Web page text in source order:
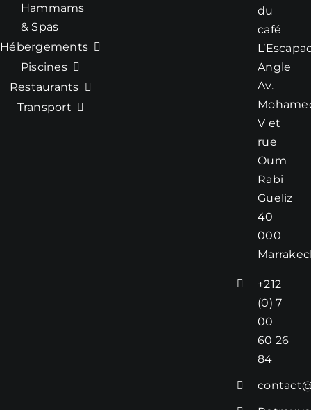
Hammams
& Spas
Hébergements
Piscines
Restaurants
Transport
du
café
Angle
Av.
V et
rue
Oum
Rabi
Gueliz
40
000
+212
(0) 7
00
60 26
84